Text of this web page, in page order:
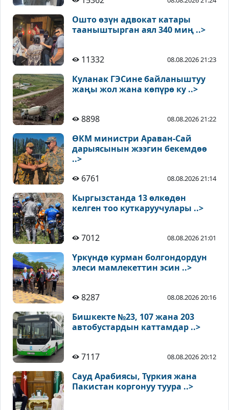
Ошто өзүн адвокат катары
тааныштырган аял 340 миң ..>
11332 08.08.2026 21:23
Куланак ГЭСине байланыштуу
жаңы жол жана көпүрө ку ..>
8898 08.08.2026 21:22
ӨКМ министри Араван-Сай
дарыясынын жээгин бекемдөө
..>
6761
08.08.2026 21:14
Кыргызстанда 13 өлкөдөн
келген тоо куткаруучулары ..>
7012 08.08.2026 21:01
Үркүндө курман болгондордун
элеси мамлекеттин эсин ..>
8287 08.08.2026 20:16
Бишкекте №23, 107 жана 203
автобустардын каттамдар ..>
7117 08.08.2026 20:12
Сауд Арабиясы, Түркия жана
Пакистан коргонуу туура ..>